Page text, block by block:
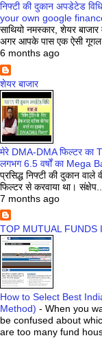
निफ्टी की दुकान अपडेटेड
your own google
साथियो नमस्कार, शेयर
अगर आपके पास एक ऐसी
6 months ago
शेयर बाजार
मेरे DMA-DMA फिल्टर
लगभग 6.5 वर्षों का Mega
प्रसिद्ध निफ्टी की दुकान
फिल्टर से करवाया था। संक्षेप...
7 months ago
TOP MUTUAL FUNDS
How to Select Best
Method) - When you
be confused about
are too many fund